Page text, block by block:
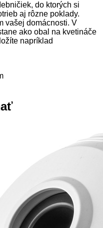
do ktorých si
aj rôzne poklady.
vašej domácnosti. V
ako obal na kvetináče
napríklad